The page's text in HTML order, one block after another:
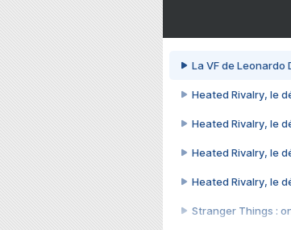
La VF de Leonardo
Heated Rivalry, le
Heated Rivalry, le
Heated Rivalry, le
Heated Rivalry, le
Stranger Things :